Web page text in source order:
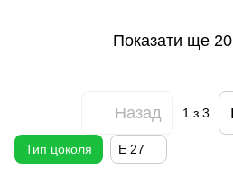
Показати ще 20
Назад 1з 3
Тип цоколя Е 27